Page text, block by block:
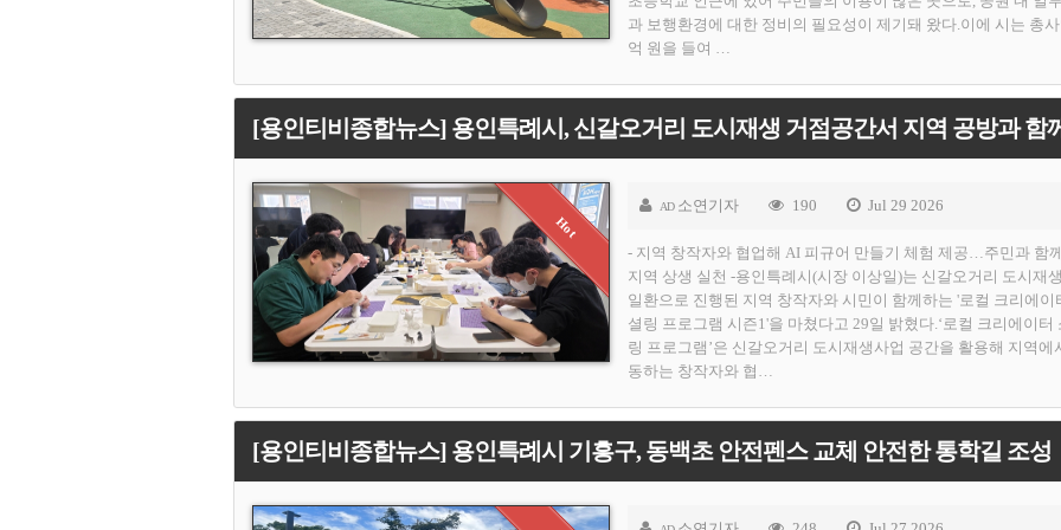
과 보행환경에 대한 정비의 필요성이 제기돼 왔다.이에 시는 총
억 원을 들여 …
AD 소연기자 190 Jul 29 2026
- 지역 창작자와 협업해 AI 피규어 만들기 체험 제공…주민과 함
지역 상생 실천 -용인특례시(시장 이상일)는 신갈오거리 도시재
일환으로 진행된 지역 창작자와 시민이 함께하는 '로컬 크리에이
셜링 프로그램 시즌1'을 마쳤다고 29일 밝혔다.‘로컬 크리에이터
링 프로그램’은 신갈오거리 도시재생사업 공간을 활용해 지역에
동하는 창작자와 협…
[용인티비종합뉴스] 용인특례시 기흥구, 동백초 안전펜스 교체 안전한 통학길 조성